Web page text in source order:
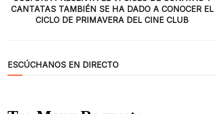
CANTATAS TAMBIÉN SE HA DADO A CONOCER EL
CICLO DE PRIMAVERA DEL CINE CLUB
ESCÚCHANOS EN DIRECTO